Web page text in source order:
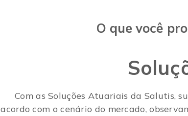
O que você
Com as Soluções Atuariais da Salutis,
acordo com o cenário do mercado,